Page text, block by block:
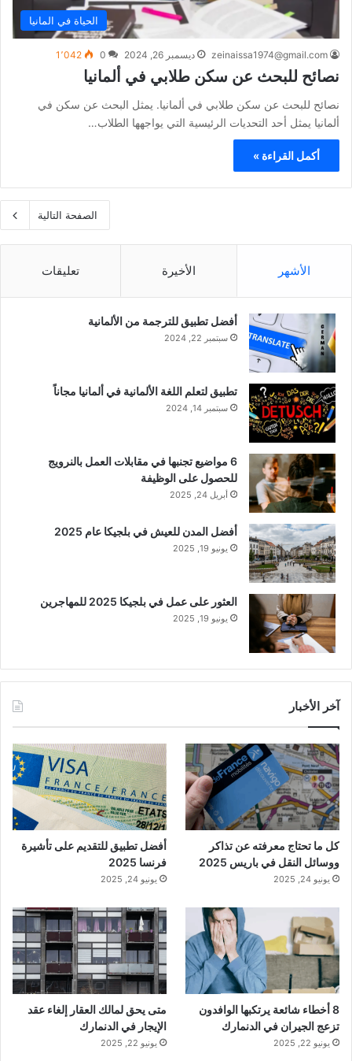
الحياة في المانيا
zeinaissa1974@gmail.com ديسمبر 26, 2024 0 1٬042
نصائح للبحث عن سكن طلابي في ألمانيا
نصائح للبحث عن سكن طلابي في ألمانيا. يمثل البحث عن سكن في
ألمانيا يمثل أحد التحديات الرئيسية التي يواجهها الطلاب…
أكمل القراءة »
الصفحة التالية
الأشهر الأخيرة تعليقات
أفضل تطبيق للترجمة من الألمانية
سبتمبر 22, 2024
تطبيق لتعلم اللغة الألمانية في ألمانيا مجاناً
سبتمبر 14, 2024
6 مواضيع تجنبها في مقابلات العمل بالنرويج
للحصول على الوظيفة
أبريل 24, 2025
أفضل المدن للعيش في بلجيكا عام 2025
يونيو 19, 2025
العثور على عمل في بلجيكا 2025 للمهاجرين
يونيو 19, 2025
آخر الأخبار
كل ما تحتاج معرفته عن تذاكر
ووسائل النقل في باريس 2025
يونيو 24, 2025
أفضل تطبيق للتقديم على تأشيرة
فرنسا 2025
يونيو 24, 2025
8 أخطاء شائعة يرتكبها الوافدون
تزعج الجيران في الدنمارك
يونيو 22, 2025
متى يحق لمالك العقار إلغاء عقد
الإيجار في الدنمارك
يونيو 22, 2025